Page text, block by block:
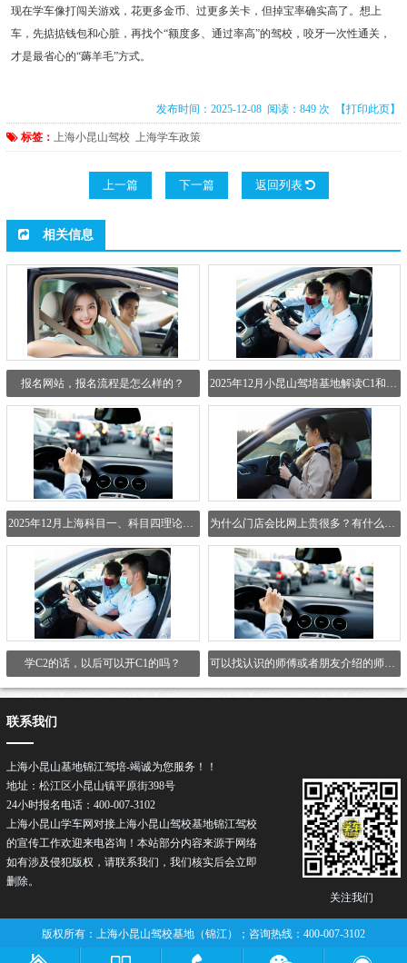
现在学车像打闯关游戏，花更多金币、过更多关卡，但掉宝率确实高了。想上
车，先掂掂钱包和心脏，再找个“额度多、通过率高”的驾校，咬牙一次性通关，
才是最省心的“薅羊毛”方式。
发布时间：2025-12-08 阅读：849 次 【打印此页】
标签： 上海小昆山驾校 上海学车政策
上一篇 下一篇 返回列表
相关信息
报名网站，报名流程是怎么样的？
2025年12月上海科目一、科目四理论考试备考技巧有哪些... 为什么门店会比网上贵很多？有什么区别吗？
学C2的话，以后可以开C1的吗？ 可以找认识的师傅或者朋友介绍的师傅吗？
关注我们
联系我们
上海小昆山基地锦江驾培-竭诚为您服务！！
地址：松江区小昆山镇平原街398号
24小时报名电话：400-007-3102
上海小昆山学车网对接上海小昆山驾校基地锦江驾校
的宣传工作欢迎来电咨询！本站部分内容来源于网络
如有涉及侵犯版权，请联系我们，我们核实后会立即
删除。
版权所有：上海小昆山驾校基地（锦江）；咨询热线：400-007-3102